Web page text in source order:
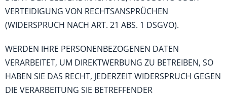
VERTEIDIGUNG VON RECHTSANSPRÜCHEN
(WIDERSPRUCH NACH ART. 21 ABS. 1 DSGVO).
WERDEN IHRE PERSONENBEZOGENEN DATEN
VERARBEITET, UM DIREKTWERBUNG ZU BETREIBEN, SO
HABEN SIE DAS RECHT, JEDERZEIT WIDERSPRUCH GEGEN
DIE VERARBEITUNG SIE BETREFFENDER